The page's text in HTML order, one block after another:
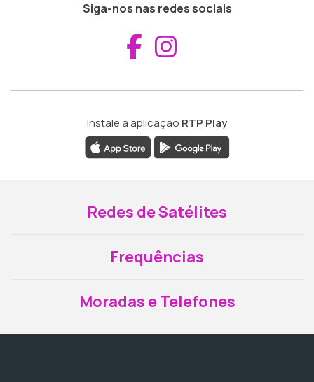
Siga-nos nas redes sociais
Aceder ao
Instale a aplicação RTP Play
Redes de Satélites
Frequências
Moradas e Telefones